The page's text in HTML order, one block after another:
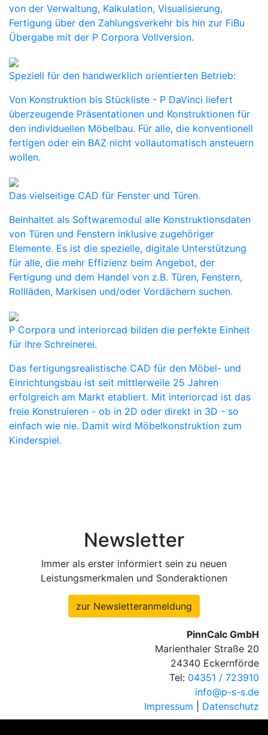
von der Verwaltung, Kalkulation, Visualisierung,
Fertigung über den Zahlungsverkehr bis hin zur FiBu
Übergabe mit der P Corpora Vollversion.
Speziell für den handwerklich orientierten Betrieb:
Von Konstruktion bis Stückliste - P DaVinci liefert
überzeugende Präsentationen und Konstruktionen für
den individuellen Möbelbau. Für alle, die konventionell
fertigen oder ein BAZ nicht vollautomatisch ansteuern
wollen.
Das vielseitige CAD für Fenster und Türen.
Beinhaltet als Softwaremodul alle Konstruktionsdaten
von Türen und Fenstern inklusive zugehöriger
Elemente. Es ist die spezielle, digitale Unterstützung
für alle, die mehr Effizienz beim Angebot, der
Fertigung und dem Handel von z.B. Türen, Fenstern,
Rollläden, Markisen und/oder Vordächern suchen.
P Corpora und interiorcad bilden die perfekte Einheit
für ihre Schreinerei.
Das fertigungsrealistische CAD für den Möbel- und
Einrichtungsbau ist seit mittlerweile 25 Jahren
erfolgreich am Markt etabliert. Mit interiorcad ist das
freie Konstruieren - ob in 2D oder direkt in 3D - so
einfach wie nie. Damit wird Möbelkonstruktion zum
Kinderspiel.
Newsletter
Immer als erster informiert sein zu neuen
Leistungsmerkmalen und Sonderaktionen
zur Newsletteranmeldung
PinnCalc GmbH
Marienthaler Straße 20
24340 Eckernförde
Tel: 04351 / 723910
info@p-s-s.de
Impressum
Datenschutz